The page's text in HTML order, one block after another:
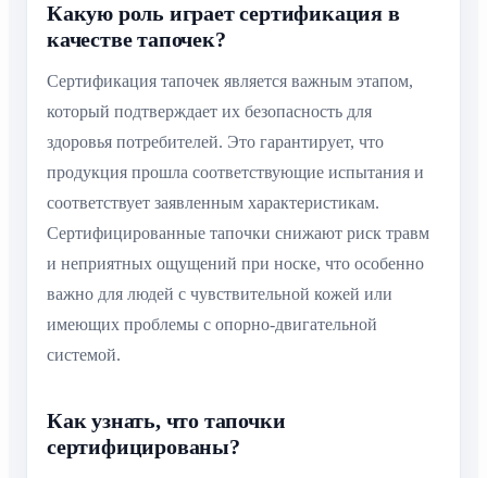
Какую роль играет сертификация в
качестве тапочек?
Сертификация тапочек является важным этапом,
который подтверждает их безопасность для
здоровья потребителей. Это гарантирует, что
продукция прошла соответствующие испытания и
соответствует заявленным характеристикам.
Сертифицированные тапочки снижают риск травм
и неприятных ощущений при носке, что особенно
важно для людей с чувствительной кожей или
имеющих проблемы с опорно-двигательной
системой.
Как узнать, что тапочки
сертифицированы?